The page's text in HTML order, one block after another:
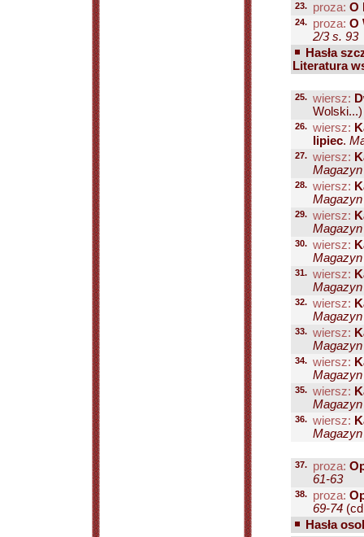
23. proza: O
24. proza: O
2/3 s. 93
Hasła
Literatura
25. wiersz:
Wolski...)
26. wiersz:
lipiec.
27. wiersz:
28. wiersz:
29. wiersz:
30. wiersz:
31. wiersz:
32. wiersz:
33. wiersz:
34. wiersz:
35. wiersz:
36. wiersz:
37. proza:
61-63
38. proza:
69-74
Hasła